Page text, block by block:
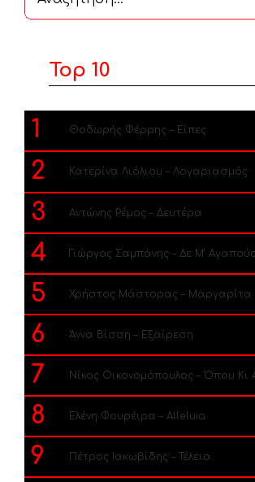
...
Top 10
1 Θοδωρής Φέρρης – Είπες
2 Κατερίνα Λιόλιου – Λογαριασμός
3 Αντώνης Ρέμος – Δευτέρα
4 Γιώργος Σαμπάνης – Δε Μ’
5 Χρήστος Μάστορας – Μαργαρίτα
6 Άννα Βίσση – Εξαίρεση
7 Νίκος Οικονομόπουλος – Όπου Κι
8 Ελένη Φουρέιρα – Alleluia
9 Πέτρος Ιακωβίδης – Τέλεια